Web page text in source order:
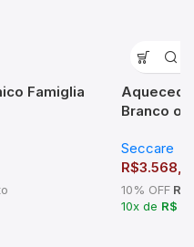
Famiglia
Branco
Seccare
R$
10% OFF R$
10x de R$